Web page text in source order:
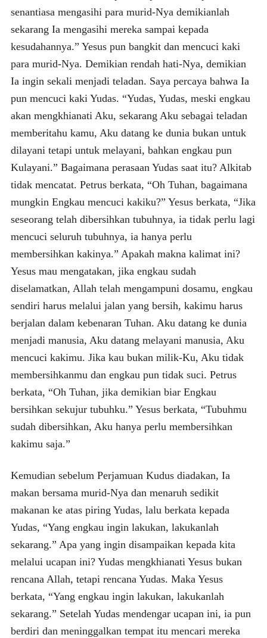
senantiasa mengasihi para murid-Nya demikianlah
sekarang Ia mengasihi mereka sampai kepada
kesudahannya.” Yesus pun bangkit dan mencuci kaki
para murid-Nya. Demikian rendah hati-Nya, demikian
Ia ingin sekali menjadi teladan. Saya percaya bahwa Ia
pun mencuci kaki Yudas. “Yudas, Yudas, meski engkau
akan mengkhianati Aku, sekarang Aku sebagai teladan
memberitahu kamu, Aku datang ke dunia bukan untuk
dilayani tetapi untuk melayani, bahkan engkau pun
Kulayani.” Bagaimana perasaan Yudas saat itu? Alkitab
tidak mencatat. Petrus berkata, “Oh Tuhan, bagaimana
mungkin Engkau mencuci kakiku?” Yesus berkata, “Jika
seseorang telah dibersihkan tubuhnya, ia tidak perlu lagi
mencuci seluruh tubuhnya, ia hanya perlu
membersihkan kakinya.” Apakah makna kalimat ini?
Yesus mau mengatakan, jika engkau sudah
diselamatkan, Allah telah mengampuni dosamu, engkau
sendiri harus melalui jalan yang bersih, kakimu harus
berjalan dalam kebenaran Tuhan. Aku datang ke dunia
menjadi manusia, Aku datang melayani manusia, Aku
mencuci kakimu. Jika kau bukan milik-Ku, Aku tidak
membersihkanmu dan engkau pun tidak suci. Petrus
berkata, “Oh Tuhan, jika demikian biar Engkau
bersihkan sekujur tubuhku.” Yesus berkata, “Tubuhmu
sudah dibersihkan, Aku hanya perlu membersihkan
kakimu saja.”
Kemudian sebelum Perjamuan Kudus diadakan, Ia
makan bersama murid-Nya dan menaruh sedikit
makanan ke atas piring Yudas, lalu berkata kepada
Yudas, “Yang engkau ingin lakukan, lakukanlah
sekarang.” Apa yang ingin disampaikan kepada kita
melalui ucapan ini? Yudas mengkhianati Yesus bukan
rencana Allah, tetapi rencana Yudas. Maka Yesus
berkata, “Yang engkau ingin lakukan, lakukanlah
sekarang.” Setelah Yudas mendengar ucapan ini, ia pun
berdiri dan meninggalkan tempat itu mencari mereka